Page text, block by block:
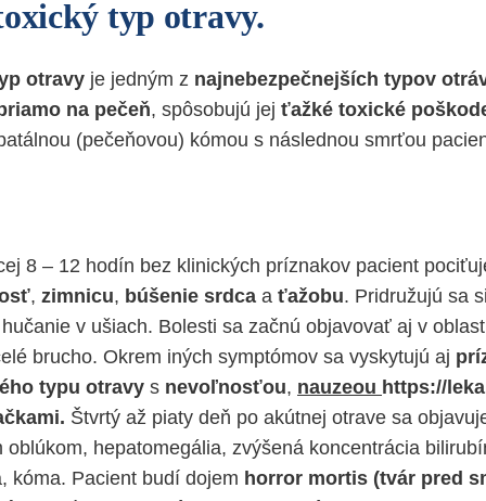
typ otravy.
otravy je jedným z najnebezpečnejších typov
na pečeň, spôsobujú jej ťažké toxické
(pečeňovou) kómou s následnou smrťou
8 – 12 hodín bez klinických príznakov pacient
, zimnicu, búšenie srdca a ťažobu. Pridružujú sa
v ušiach. Bolesti sa začnú objavovať aj v
brucho. Okrem iných symptómov sa vyskytujú aj
typu otravy s nevoľnosťou, nauzeou https://
Štvrtý až piaty deň po akútnej otrave sa
oblúkom, hepatomegália, zvýšená koncentrácia
kóma. Pacient budí dojem horror mortis (tvár pred